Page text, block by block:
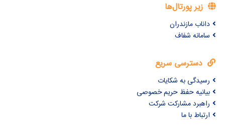
زیر پورتال‌ها
داناب مازندران
سامانه شفاف
دسترسی سریع
رسیدگی به شکایات
بیانیه حفظ حریم خصوصی
راهبرد مشارکت شرکت
ارتباط با ما